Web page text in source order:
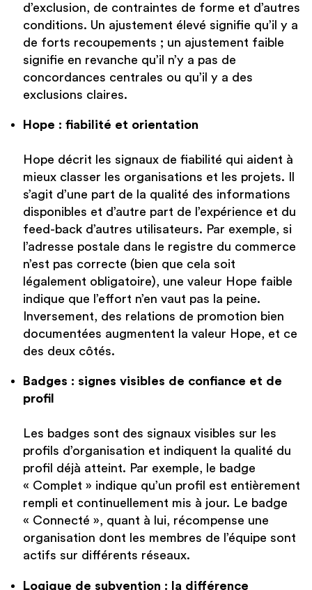
d’exclusion, de contraintes de forme et d’autres
conditions. Un ajustement élevé signifie qu’il y a
de forts recoupements ; un ajustement faible
signifie en revanche qu’il n’y a pas de
concordances centrales ou qu’il y a des
exclusions claires.
Hope : fiabilité et orientation
Hope décrit les signaux de fiabilité qui aident à
mieux classer les organisations et les projets. Il
s’agit d’une part de la qualité des informations
disponibles et d’autre part de l’expérience et du
feed-back d’autres utilisateurs. Par exemple, si
l’adresse postale dans le registre du commerce
n’est pas correcte (bien que cela soit
légalement obligatoire), une valeur Hope faible
indique que l’effort n’en vaut pas la peine.
Inversement, des relations de promotion bien
documentées augmentent la valeur Hope, et ce
des deux côtés.
Badges : signes visibles de confiance et de
profil
Les badges sont des signaux visibles sur les
profils d’organisation et indiquent la qualité du
profil déjà atteint. Par exemple, le badge
« Complet » indique qu’un profil est entièrement
rempli et continuellement mis à jour. Le badge
« Connecté », quant à lui, récompense une
organisation dont les membres de l’équipe sont
actifs sur différents réseaux.
Logique de subvention : la différence